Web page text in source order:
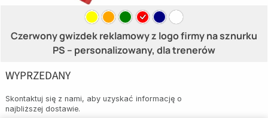
Czerwony gwizdek reklamowy z logo firmy na sznurku
PS – personalizowany, dla trenerów
WYPRZEDANY
Skontaktuj się z nami, aby uzyskać informację o
najbliższej dostawie.